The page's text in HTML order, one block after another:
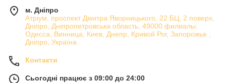
м. Дніпро
Атріум, проспект Дмитра Яворницького, 22 БЦ, 2 поверх,
Дніпро, Дніпропетровська область, 49000 филиалы:
Одесса, Винница, Киев, Днепр, Кривой Рог, Запорожье ,
Дніпро, Україна
Контакти
Сьогодні працює з 09:00 до 24:00